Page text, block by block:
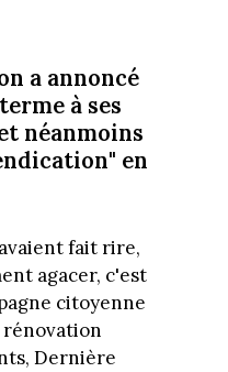
a annoncé
à ses
néanmoins
en
fait rire,
agacer, c'est
citoyenne
Dernière